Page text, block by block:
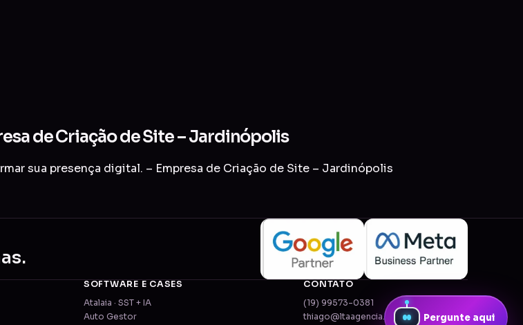
de Criação de Site – Jardinópolis
sua presença digital. – Empresa de Criação de Site – Jardinópolis
SOFTWARE E CASES
Atalaia · SST + IA
Auto Gestor
CONTATO
(19) 99573-0381
thiago@ltaagencia.com.br
Pergunte aqui